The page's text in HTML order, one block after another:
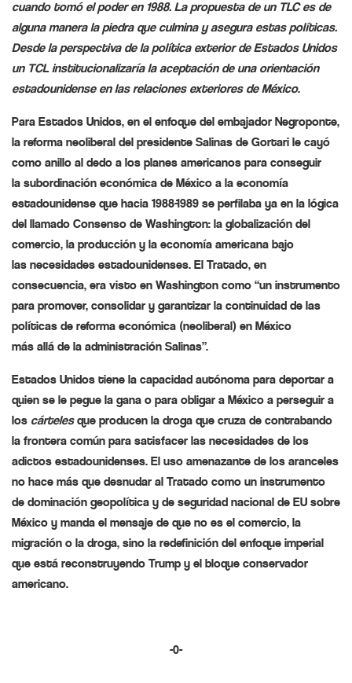
cuando tomó el poder en 1988. La propuesta de un TLC es de
alguna manerala piedra que culmina y asegura estas políticas.
Desde la perspectiva de la política exterior de Estados Unidos
un TCL institucionalizaría la aceptación de una orientación
estadounidense en las relaciones exteriores de México.
Para Estados Unidos, en el enfoque del embajador Negroponte,
la reforma neoliberal del presidente Salinas de Gortari le cayó
como anillo al dedo a los planes americanos para conseguir
la subordinación económica de México a la economía
estadounidense que hacia 1988-1989 se perfilaba ya en la lógica
del llamado Consenso de Washington: la globalización del
comercio, la producción y la economía americana bajo
las necesidades estadounidenses. El Tratado, en
consecuencia, era visto en Washington como “un instrumento
para promover, consolidar y garantizar la continuidad de las
políticas de reforma económica (neoliberal) en México
más allá de la administración Salinas”.
Estados Unidos tiene la capacidad autónoma para deportar a
quien se le pegue la gana o para obligar a México a perseguir a
los cártelesque producen la droga que cruza de contrabando
la frontera común para satisfacer las necesidades de los
adictos estadounidenses. El uso amenazante de los aranceles
no hace más que desnudar al Tratado como un instrumento
de dominación geopolítica y de seguridad nacional de EU sobre
México y manda el mensaje de que no es el comercio, la
migración o la droga, sino la redefinición del enfoque imperial
que está reconstruyendo Trump y el bloque conservador
americano.
-0-